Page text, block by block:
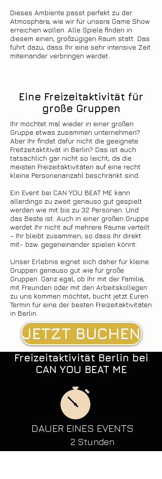
Dieses Ambiente passt perfekt zu der
Atmosphäre, wie wir für unsere Game Show
erreichen wollen. Alle Spiele finden in
diesem einen, großzügigen Raum statt. Das
führt dazu, dass Ihr eine sehr intensive Zeit
miteinander verbringen werdet.
Eine Freizeitaktivität für
große Gruppen
Ihr möchtet mal wieder in einer großen
Gruppe etwas zusammen unternehmen?
Aber Ihr findet dafür nicht die geeignete
Freitzeitaktitivät in Berlin? Das ist auch
tatsächlich gar nicht so leicht, da die
meisten Freizeitaktivitäten auf eine recht
kleine Personenanzahl beschränkt sind.
Ein Event bei CAN YOU BEAT ME kann
allerdings zu zweit genauso gut gespielt
werden wie mit bis zu 32 Personen. Und
das Beste ist: Auch in einer großen Gruppe
werdet Ihr nicht auf mehrere Räume verteilt
- Ihr bleibt zusammen, so dass Ihr direkt
mit- bzw. gegeneinander spielen könnt.
Unser Erlebnis eignet sich daher für kleine
Gruppen genauso gut wie für große
Gruppen. Ganz egal, ob Ihr mit der Familie,
mit Freunden oder mit den Arbeitskollegen
zu uns kommen möchtet, bucht jetzt Euren
Termin für eine der besten Freizeitaktivitäten
in Berlin.
JETZT BUCHEN
Freizeitaktivität Berlin bei
CAN YOU BEAT ME
DAUER EINES EVENTS
2 Stunden